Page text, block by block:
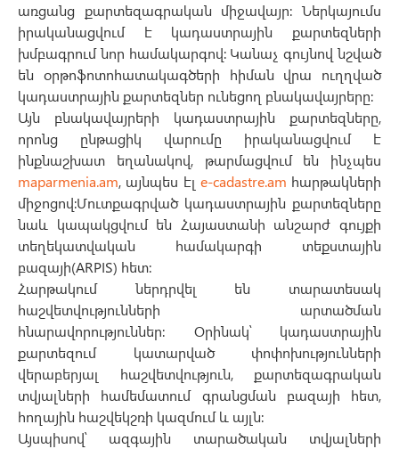
առցանց քարտեզագրական միջավայր։ Ներկայումս
իրականացվում է կադաստրային քարտեզների
խմբագրում նոր համակարգով։ Կանաչ գույնով նշված
են օրթոֆոտոհատակագծերի հիման վրա ուղղված
կադաստրային քարտեզներ ունեցող բնակավայրերը։
Այն բնակավայրերի կադաստրային քարտեզները,
որոնց ընթացիկ վարումը իրականացվում է
ինքնաշխատ եղանակով, թարմացվում են ինչպես
maparmenia.am, այնպես էլ e-cadastre.am հարթակների
միջոցով:Մուտքագրված կադաստրային քարտեզները
նաև կապակցվում են Հայաստանի անշարժ գույքի
տեղեկատվական համակարգի տեքստային
բազայի(ARPIS) հետ։
Հարթակում ներդրվել են տարատեսակ
հաշվետվությունների արտածման
հնարավորություններ։ Օրինակ՝ կադաստրային
քարտեզում կատարված փոփոխությունների
վերաբերյալ հաշվետվություն, քարտեզագրական
տվյալների համեմատում գրանցման բազայի հետ,
հողային հաշվեկշռի կազմում և այլն։
Այսպիսով՝ ազգային տարածական տվյալների